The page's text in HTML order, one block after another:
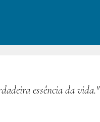
essência da vida."